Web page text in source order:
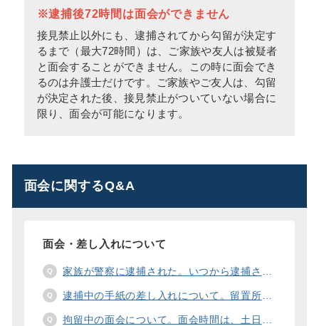
※逮捕後72時間は面会ができません
接見禁止以外にも、逮捕されてから勾留が決定す
るまで（最大72時間）は、ご家族や友人は被疑者
と面会することができません。この時に面会でき
るのは弁護士だけです。ご家族やご友人は、勾留
が決定された後、接見禁止がついていない場合に
限り、面会が可能になります。
面会に関するQ&A
面会・差し入れについて
家族が警察に逮捕された。いつから逮捕された家族と面会することができますか？
逮捕中の手紙の差し入れについて。留置所に手紙を送る際の宛先の書き方は？
拘留中の面会について。面会時間は、土日や祝日の面会は、一度に面会できる人数は。